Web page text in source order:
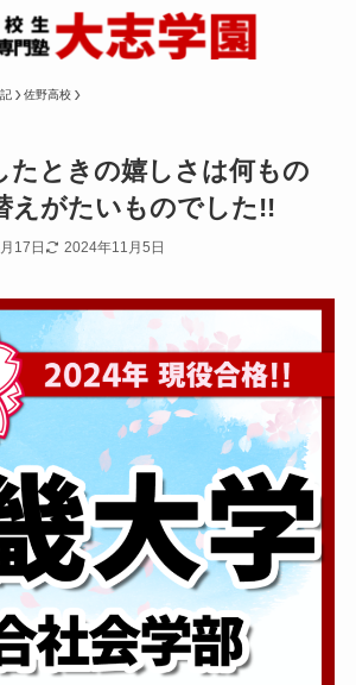
佐野高校
たときの嬉しさは何もの
えがたいものでした!!
17日 2024年11月5日